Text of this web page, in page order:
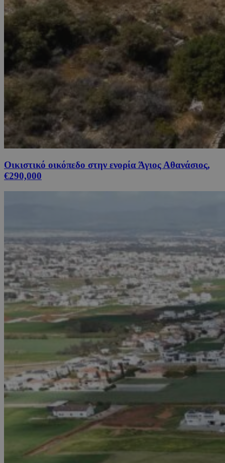
Οικιστικό οικόπεδο στην ενορία Άγιος Αθανάσιος,
€290,000